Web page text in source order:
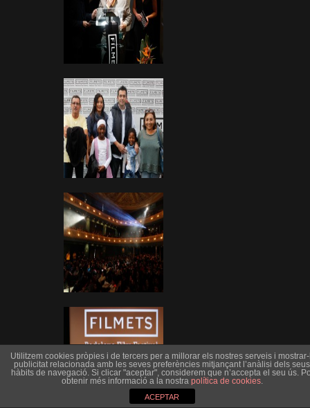
Utilitzem cookies pròpies i de tercers per a millorar els nostres serveis i
publicitat relacionada amb les seves preferències mitjançant l’anàlisi dels seus
hàbits de navegació. Si clicar "aceptar", considerem que n’accepta el seu ús.
obtenir més informació a la nostra política de cookies.
ACEPTAR